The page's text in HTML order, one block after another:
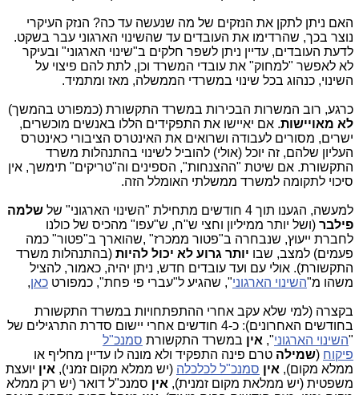
האם ניתן לתקן את הנזקים של מה שנעשה עד כה? הנזק העיקרי
נוצר בכך, שהרדימו את העובדים עד שהשינוי הארגוני עבר בשקט.
לדעת העובדים, עדיין ניתן לשפר חלקים ב"שינוי הארגוני" ובעיקר
לא לאפשר "למחוק" את עובדי המשרד וכן, לתת להם פיצוי על
השינוי, כנהוג בכל שינוי במשרדי הממשלה, מאז ומתמיד.
כרגע, רוב המשרות הבכירות במשרד התקשורת (כמפורט בהמשך)
לא מאויישות. אם יאיישו את התפקידים הללו באנשים מוכשרים,
ישרים, מסורים לעבודה ושרואים את האינטרס הציבורי כאינטרס
העליון שלהם, זה יוכל (אולי) להוביל לשינוי בהתנהלות משרד
התקשורת. אם שיטת "ההצנחות", הספינים וה"טריקים" תימשך, אין
סיכוי לתקומה למשרד ממשלתי האומלל הזה.
למעשה, הגענו תוך 4 חודשים מתחילת "השינוי הארגוני" של
שלמה
פילבר(ושל יותר ממיליון וחצי ש"ח, ש"עפו" מהכיס של כולנו
לחברת ייעוץ, שנבחרה ב"פטור ממכרז" ,שהוארך ב"פטור" כמה
פעמים) למצב, שבו יותר גרוע לא יכול להיות(בהתנהלות משרד
התקשורת). אולי עם ועד עובדים חדש, ניתן יהיה, כאמור, להציל
משהו מ"השינוי הארגוני", שהגיע ל"עברי פי פחת", כמפורט כאן,
בקצרה (למי שלא עקב אחרי ההתפתחויות במשרד התקשורת
בחודשים האחרונים): כ-4 חודשים אחרי יישום סדרת התרגילים של
"השינוי הארגוני", אין במשרד התקשורת סמנכ"ל
פיקוח(שמילהטרם פינה התפקיד ולא מונה לו עדיין מחליף או
ממלא מקום), אין סמנכ"ל לכלכלה(יש ממלא מקום זמני), אין יועצת
משפטית (יש ממלאת מקום זמנית), אין סמנכ"ל דואר (יש רק ממלא